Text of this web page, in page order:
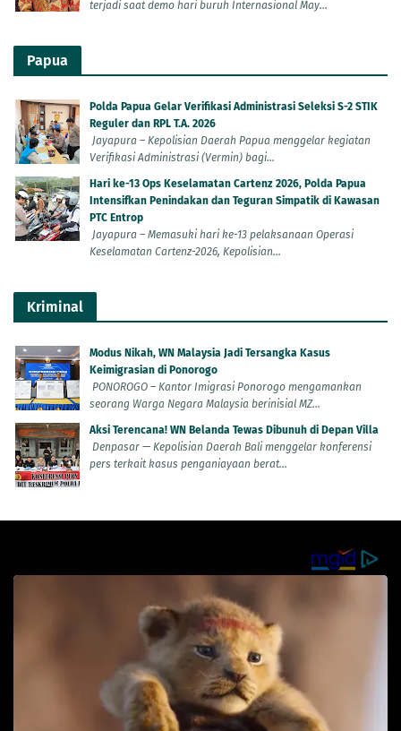
terjadi saat demo hari buruh Internasional May...
Papua
Polda Papua Gelar Verifikasi Administrasi Seleksi S-2 STIK
Reguler dan RPL T.A. 2026
Jayapura – Kepolisian Daerah Papua menggelar kegiatan
Verifikasi Administrasi (Vermin) bagi...
Hari ke-13 Ops Keselamatan Cartenz 2026, Polda Papua
Intensifkan Penindakan dan Teguran Simpatik di Kawasan
PTC Entrop
Jayapura – Memasuki hari ke-13 pelaksanaan Operasi
Keselamatan Cartenz-2026, Kepolisian...
Kriminal
Modus Nikah, WN Malaysia Jadi Tersangka Kasus
Keimigrasian di Ponorogo
PONOROGO – Kantor Imigrasi Ponorogo mengamankan
seorang Warga Negara Malaysia berinisial MZ...
Aksi Terencana! WN Belanda Tewas Dibunuh di Depan Villa
Denpasar — Kepolisian Daerah Bali menggelar konferensi
pers terkait kasus penganiayaan berat...